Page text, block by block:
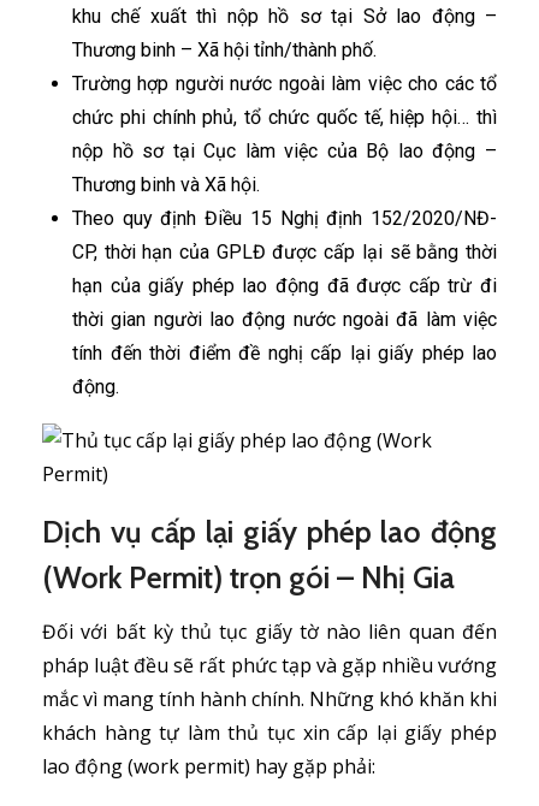
khu chế xuất thì nộp hồ sơ tại Sở lao động –
Thương binh – Xã hội tỉnh/thành phố.
Trường hợp người nước ngoài làm việc cho các tổ
chức phi chính phủ, tổ chức quốc tế, hiệp hội… thì
nộp hồ sơ tại Cục làm việc của Bộ lao động –
Thương binh và Xã hội.
Theo quy định Điều 15 Nghị định 152/2020/NĐ-
CP, thời hạn của GPLĐ được cấp lại sẽ bằng thời
hạn của giấy phép lao động đã được cấp trừ đi
thời gian người lao động nước ngoài đã làm việc
tính đến thời điểm đề nghị cấp lại giấy phép lao
động.
Dịch vụ cấp lại giấy phép lao động
(Work Permit) trọn gói – Nhị Gia
Đối với bất kỳ thủ tục giấy tờ nào liên quan đến
pháp luật đều sẽ rất phức tạp và gặp nhiều vướng
mắc vì mang tính hành chính. Những khó khăn khi
khách hàng tự làm thủ tục xin cấp lại giấy phép
lao động (work permit) hay gặp phải: